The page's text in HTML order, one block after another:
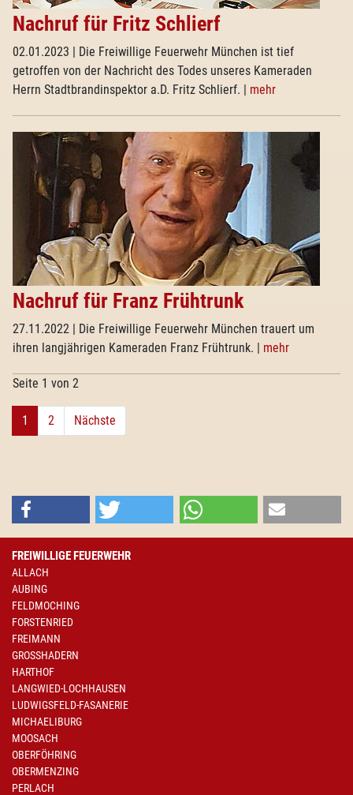
Nachruf für Fritz Schlierf
02.01.2023 | Die Freiwillige Feuerwehr München ist tief
getroffen von der Nachricht des Todes unseres Kameraden
Herrn Stadtbrandinspektor a.D. Fritz Schlierf. | mehr
Nachruf für Franz Frühtrunk
27.11.2022 | Die Freiwillige Feuerwehr München trauert um
ihren langjährigen Kameraden Franz Frühtrunk. | mehr
Seite 1 von 2
1 2 Nächste
FREIWILLIGE FEUERWEHR
ALLACH
AUBING
FELDMOCHING
FORSTENRIED
FREIMANN
GROSSHADERN
HARTHOF
LANGWIED-LOCHHAUSEN
LUDWIGSFELD-FASANERIE
MICHAELIBURG
MOOSACH
OBERFÖHRING
OBERMENZING
PERLACH